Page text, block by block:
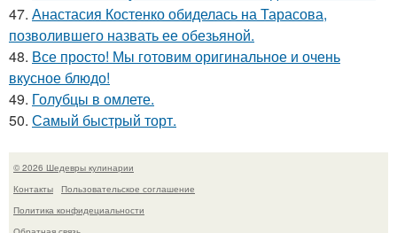
47. Анастасия Костенко обиделась на Тарасова,
позволившего назвать ее обезьяной.
48. Все просто! Мы готовим оригинальное и очень
вкусное блюдо!
49. Голубцы в омлете.
50. Самый быстрый торт.
© 2026 Шедевры кулинарии
Контакты
Пользовательское соглашение
Политика конфидециальности